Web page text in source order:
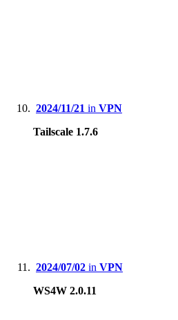
2024/11/21 in VPN
Tailscale 1.7.6
2024/07/02 in VPN
WS4W 2.0.11